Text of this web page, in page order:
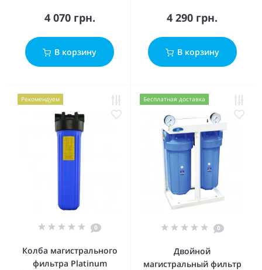
4 070 грн.
В корзину
4 290 грн.
В корзину
Рекомендуем
0
Колба магистрального
фильтра Platinum
Бесплатная доставка
0
Двойной
магистральный фильтр